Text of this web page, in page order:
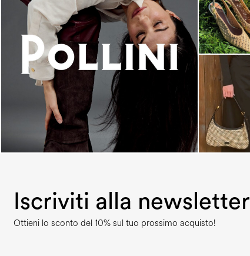
An ode to the house’s vibrant Italian roots, the
new...
Iscriviti alla newsletter
Ottieni lo sconto del 10% sul tuo prossimo acquisto!